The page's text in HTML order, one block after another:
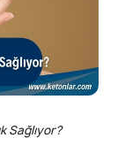
Sağlıyor?